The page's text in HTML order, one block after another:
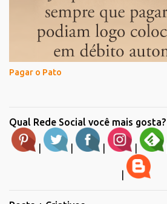
Pagar o Pato
Qual Rede Social você mais gosta?
| | | | |